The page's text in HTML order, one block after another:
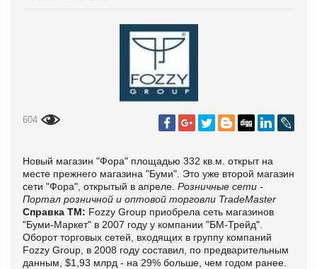
604
Новый магазин "Фора" площадью 332 кв.м. открыт на
месте прежнего магазина "Буми". Это уже второй магазин
сети "Фора", открытый в апреле. Розничные сети -
Портал розничной и оптовой торговли TradeMaster
Справка ТМ: Fozzy Group приобрела сеть магазинов
"Буми-Маркет" в 2007 году у компании "БМ-Трейд".
Оборот торговых сетей, входящих в группу компаний
Fozzy Group, в 2008 году составил, по предварительным
данным, $1,93 млрд - на 29% больше, чем годом ранее.